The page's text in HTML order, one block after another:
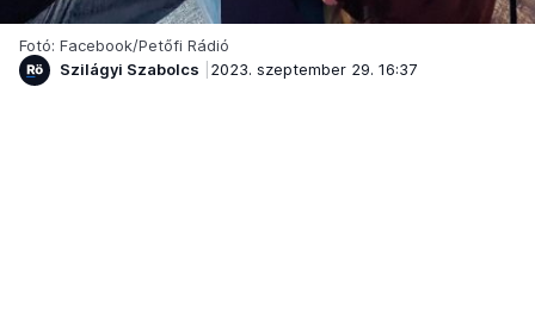
Fotó: Facebook/Petőfi Rádió
Szilágyi Szabolcs
2023. szeptember 29. 16:37